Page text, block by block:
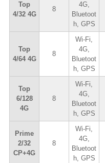
Top
4/32 4G
8
4G,
Bluetoot
h, GPS
Top
4/64 4G
8
Wi-Fi,
4G,
Bluetoot
h, GPS
Top
6/128
4G
8
Wi-Fi,
4G,
Bluetoot
h, GPS
Prime
2/32
CP+4G
8
Wi-Fi,
4G,
Bluetoot
h, GPS